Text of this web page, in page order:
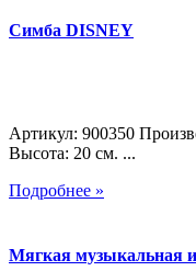
Симба DISNEY
Артикул: 900350
Высота: 20 см. ...
Подробнее »
Мягкая музыкальная